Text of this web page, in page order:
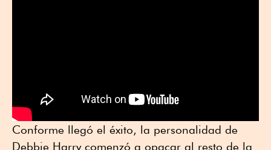
Conforme llegó el éxito, la personalidad de
Debbie Harry comenzó a opacar al resto de la